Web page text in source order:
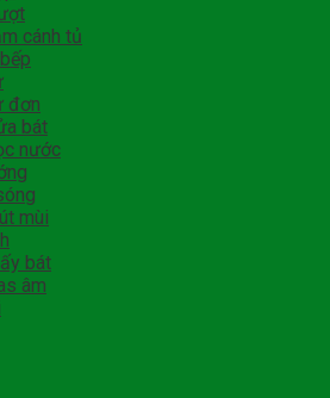
cánh tủ
đơn
bát
nước
mùi
bát
âm